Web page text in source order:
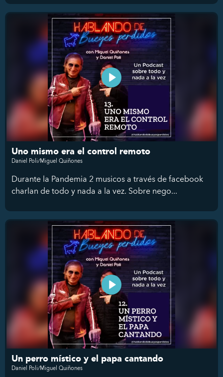
Uno mismo era el control remoto
Daniel Poli/Miguel Quiñones
Durante la Pandemia 2 musicos a través de facebook
charlan de todo y nada a la vez. Sobre nego...
Un perro místico y el papa cantando
Daniel Poli/Miguel Quiñones